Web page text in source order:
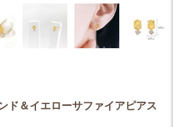
ド＆イエローサファイアピアス